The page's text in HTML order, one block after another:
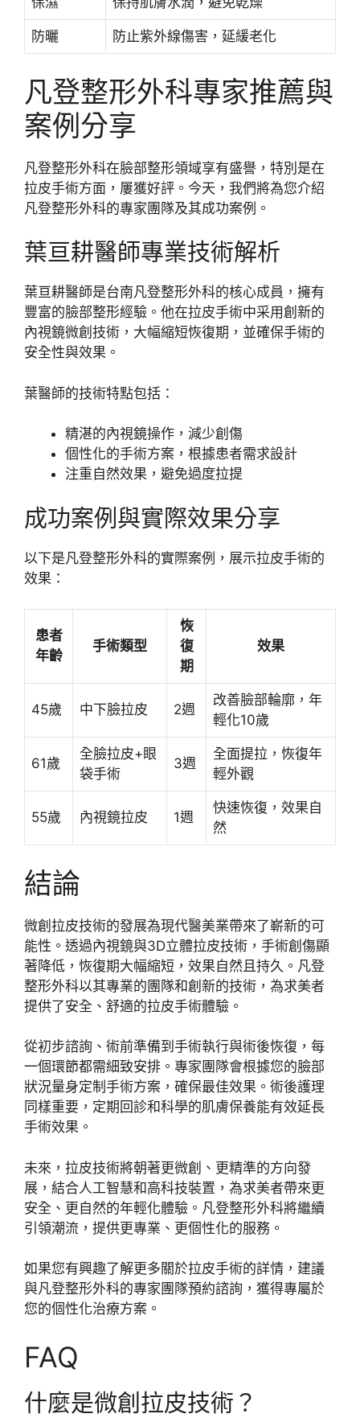
防曬 防止紫外線傷害，延緩老化
凡登整形外科專家推薦與
案例分享
凡登整形外科在臉部整形領域享有盛譽，特別是在
拉皮手術方面，屢獲好評。今天，我們將為您介紹
凡登整形外科的專家團隊及其成功案例。
葉亘耕醫師專業技術解析
葉亘耕醫師是台南凡登整形外科的核心成員，擁有
豐富的臉部整形經驗。他在拉皮手術中采用創新的
內視鏡微創技術，大幅縮短恢復期，並確保手術的
安全性與效果。
葉醫師的技術特點包括：
精湛的內視鏡操作，減少創傷
個性化的手術方案，根據患者需求設計
注重自然效果，避免過度拉提
成功案例與實際效果分享
以下是凡登整形外科的實際案例，展示拉皮手術的
效果：
患者
年齡
手術類型
恢
復
期
效果
45歲 中下臉拉皮 2週
改善臉部輪廓，年
輕化10歲
61歲
全臉拉皮+眼
袋手術
3週
全面提拉，恢復年
輕外觀
55歲 內視鏡拉皮 1週
快速恢復，效果自
然
結論
微創拉皮技術的發展為現代醫美業帶來了嶄新的可
能性。透過內視鏡與3D立體拉皮技術，手術創傷顯
著降低，恢復期大幅縮短，效果自然且持久。凡登
整形外科以其專業的團隊和創新的技術，為求美者
提供了安全、舒適的拉皮手術體驗。
從初步諮詢、術前準備到手術執行與術後恢復，每
一個環節都需細致安排。專家團隊會根據您的臉部
狀況量身定制手術方案，確保最佳效果。術後護理
同樣重要，定期回診和科學的肌膚保養能有效延長
手術效果。
未來，拉皮技術將朝著更微創、更精準的方向發
展，結合人工智慧和高科技裝置，為求美者帶來更
安全、更自然的年輕化體驗。凡登整形外科將繼續
引領潮流，提供更專業、更個性化的服務。
如果您有興趣了解更多關於拉皮手術的詳情，建議
與凡登整形外科的專家團隊預約諮詢，獲得專屬於
您的個性化治療方案。
FAQ
什麼是微創拉皮技術？